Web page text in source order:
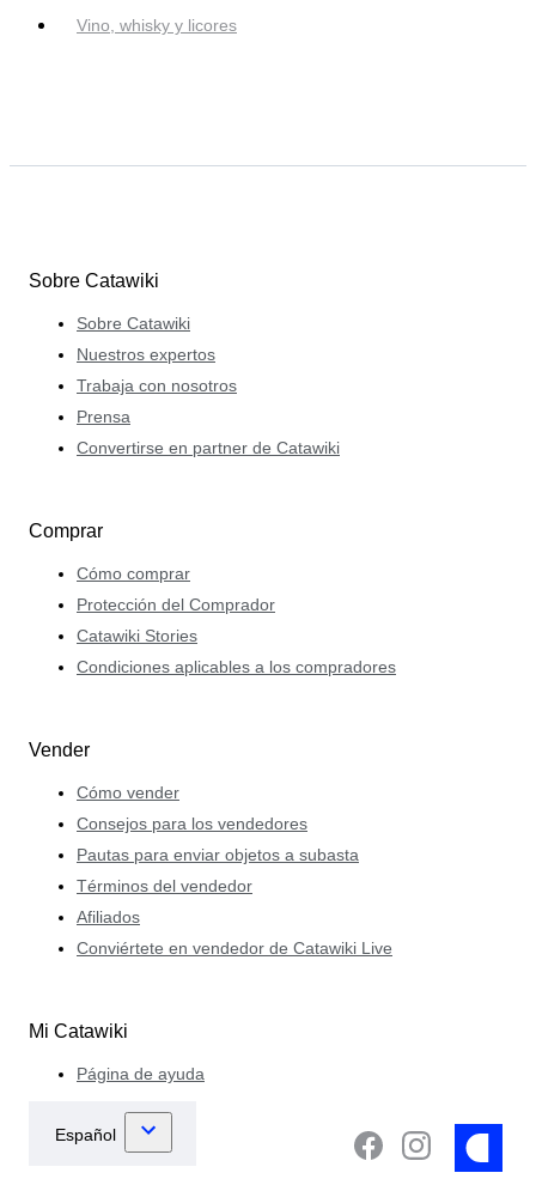
Vino, whisky y licores
Sobre Catawiki
Sobre Catawiki
Nuestros expertos
Trabaja con nosotros
Prensa
Convertirse en partner de Catawiki
Comprar
Cómo comprar
Protección del Comprador
Catawiki Stories
Condiciones aplicables a los compradores
Vender
Cómo vender
Consejos para los vendedores
Pautas para enviar objetos a subasta
Términos del vendedor
Afiliados
Conviértete en vendedor de Catawiki Live
Mi Catawiki
Página de ayuda